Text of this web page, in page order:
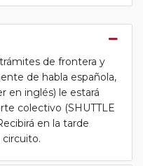
trámites de frontera y
de habla española,
en inglés) le estará
colectivo (SHUTTLE
en la tarde
circuito.